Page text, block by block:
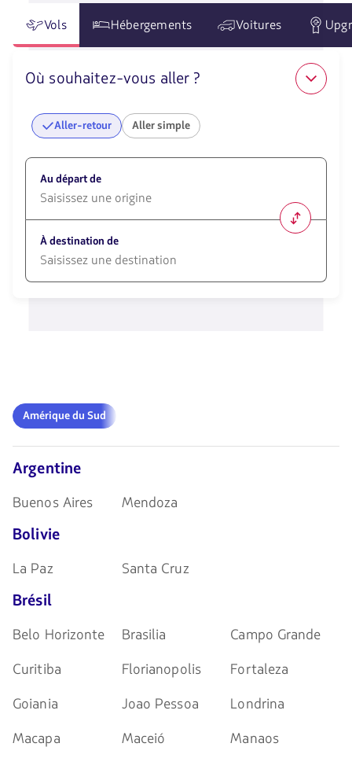
Vols Hébergements Voitures
Où souhaitez-vous aller ?
Aller-retour Aller simple
Au départ de
opciones
disponibles.
Usa
las
À destination de
para
navegar
Amérique
duAmérique du Sud
Argentine
Buenos Aires Mendoza
Bolivie
La Paz Santa Cruz
Brésil
Belo Horizonte Brasilia
Campo Grande
Curitiba
Florianopolis
Fortaleza
Goiania
Joao Pessoa
Londrina
Macapa
Maceió Manaos